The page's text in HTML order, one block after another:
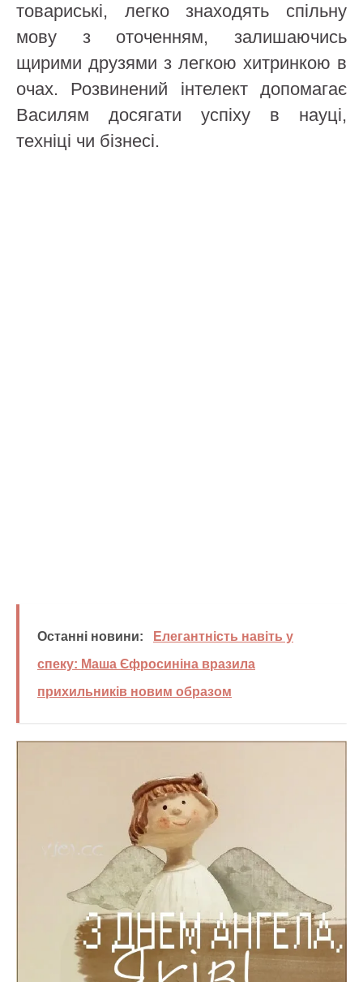
товариські, легко знаходять спільну
мову з оточенням, залишаючись
щирими друзями з легкою хитринкою в
очах. Розвинений інтелект допомагає
Василям досягати успіху в науці,
техніці чи бізнесі.
Останні новини:
Елегантність навіть у
спеку: Маша Єфросиніна вразила
прихильників новим образом